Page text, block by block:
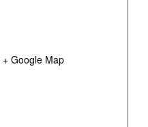
+ Google Map